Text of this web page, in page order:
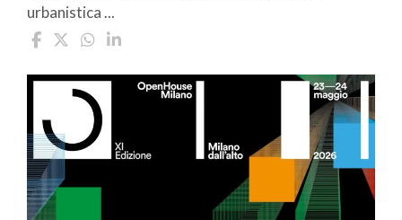
urbanistica ...